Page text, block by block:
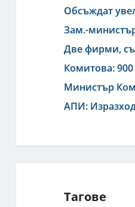
Обсъждат
Зам.-
Две фирми,
Комитова:
Министър
АПИ:
Тагове